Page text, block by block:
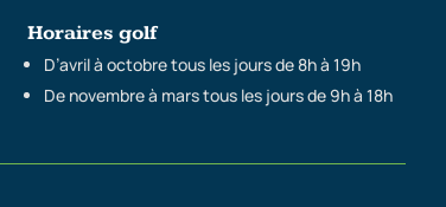
Horaires golf
D’avril à octobre tous les jours de 8h à 19h
De novembre à mars tous les jours de 9h à 18h